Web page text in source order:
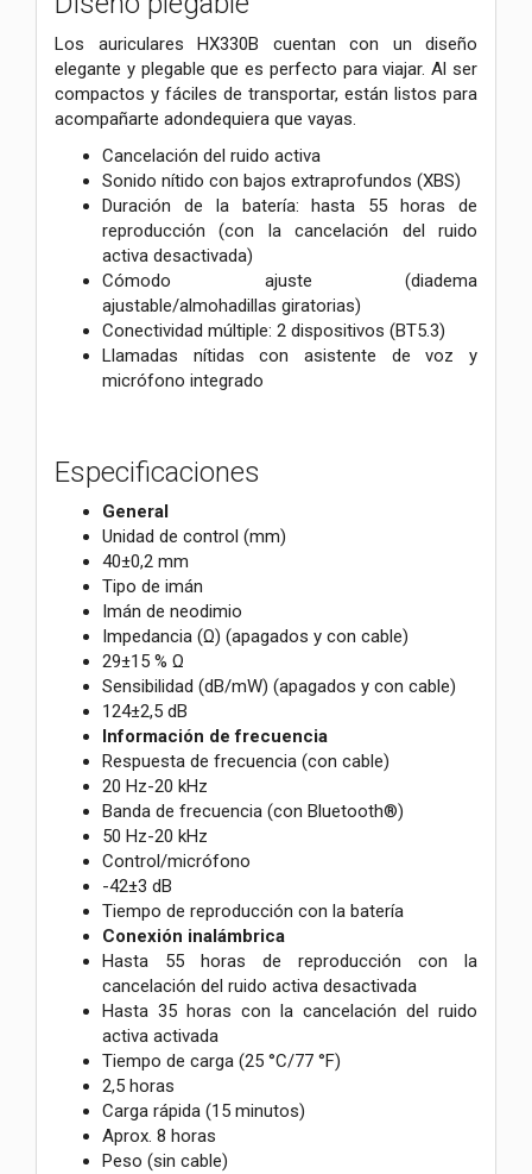
Los auriculares HX330B cuentan con un diseño
elegante y plegable que es perfecto para viajar. Al ser
compactos y fáciles de transportar, están listos para
acompañarte adondequiera que vayas.
Cancelación del ruido activa
Sonido nítido con bajos extraprofundos (XBS)
Duración de la batería: hasta 55 horas de
reproducción (con la cancelación del ruido
activa desactivada)
Cómodo ajuste (diadema
ajustable/almohadillas giratorias)
Conectividad múltiple: 2 dispositivos (BT5.3)
Llamadas nítidas con asistente de voz y
micrófono integrado
Especificaciones
General
Unidad de control (mm)
40±0,2 mm
Tipo de imán
Imán de neodimio
Impedancia (Ω) (apagados y con cable)
29±15 % Ω
Sensibilidad (dB/mW) (apagados y con cable)
124±2,5 dB
Información de frecuencia
Respuesta de frecuencia (con cable)
20 Hz-20 kHz
Banda de frecuencia (con Bluetooth®)
50 Hz-20 kHz
Control/micrófono
-42±3 dB
Tiempo de reproducción con la batería
Conexión inalámbrica
Hasta 55 horas de reproducción con la
cancelación del ruido activa desactivada
Hasta 35 horas con la cancelación del ruido
activa activada
Tiempo de carga (25 °C/77 °F)
2,5 horas
Carga rápida (15 minutos)
Aprox. 8 horas
Peso (sin cable)